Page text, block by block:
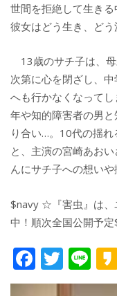
世間を拒絶して生きる
彼女はどう生き、ど
13歳のサチ子は、母
次第に心を閉ざし、中
へも行かなくなって
年や知的障害者の男と
り合い…。10代の揺
と、主演の宮崎あおい
んにサチ子への想いや
$navy ☆『害虫』は、
中！順次全国公開予定
F
ac
T
w
Li
n